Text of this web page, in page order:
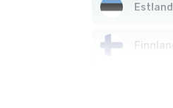
Estland
Finnland